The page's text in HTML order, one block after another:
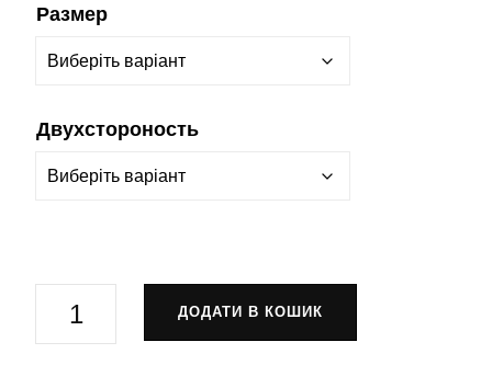
Размер
Двухстороность
ДОДАТИ В КОШИК